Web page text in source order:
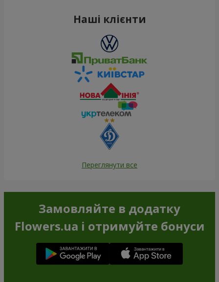
Наші клієнти
Переглянути все
Замовляйте в додатку
Flowers.ua і отримуйте бонуси